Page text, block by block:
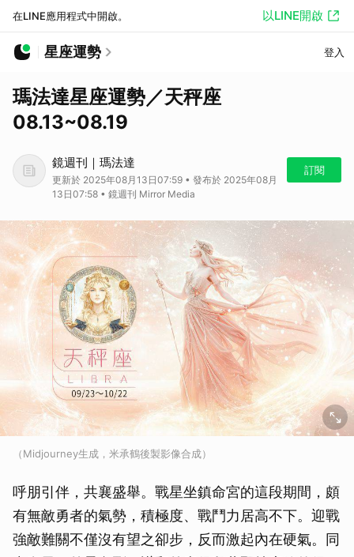
在LINE應用程式中開啟。 以LINE開啟
星座運勢 登入
瑪法達星座運勢／天秤座
08.13~08.19
鏡週刊｜瑪法達
更新於 2025年08月13日07:59 • 發布於 2025年08月
13日07:58 • 鏡週刊 Mirror Media
訂閱
（Midjourney生成，米承鶴後製影像合成）
呼朋引伴，共襄盛舉。戰星坐鎮命宮的這段期間，頗
有無敵勇者的氣勢，積極度、戰鬥力居高不下。迎戰
強敵難關不僅沒有望之卻步，反而激起內在硬氣。同